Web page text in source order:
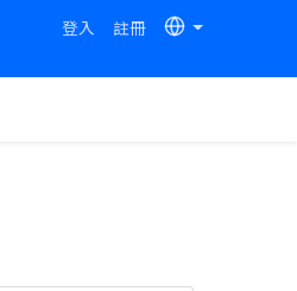
登入 註冊